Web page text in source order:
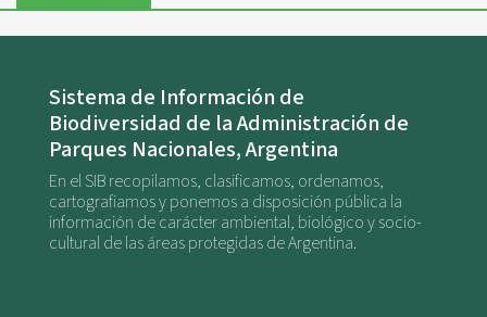
Sistema de Información de
Biodiversidad de la Administración de
Parques Nacionales, Argentina
En el SIB recopilamos, clasificamos, ordenamos,
cartografiamos y ponemos a disposición pública la
información de carácter ambiental, biológico y socio-
cultural de las áreas protegidas de Argentina.